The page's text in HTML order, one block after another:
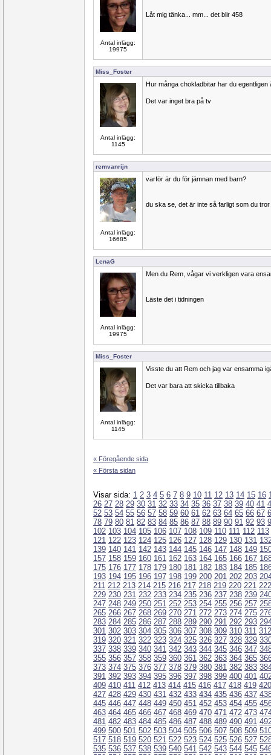
Antal inlägg:
19975
Låt mig tänka... mm... det blir 458
Miss_Foster
Antal inlägg:
1145
Hur många chokladbitar har du egentligen
Det var inget bra på tv
remvanrijn
Antal inlägg:
16685
varför är du för jämnan med barn?
du ska se, det är inte så farligt som du tror
LenaG
Antal inlägg:
19975
Men du Rem, vågar vi verkligen vara
Läste det i tidningen
Miss_Foster
Antal inlägg:
1145
Visste du att Rem och jag var ensamma
Det var bara att skicka tillbaka
« Föregående sida
« Första sidan
Visar sida: 1 2 3 4 5 6 7 8 9 10 11 12 13 14 15 16
26 27 28 29 30 31 32 33 34 35 36 37 38 39 40 41
52 53 54 55 56 57 58 59 60 61 62 63 64 65 66 67
78 79 80 81 82 83 84 85 86 87 88 89 90 91 92 93
102 103 104 105 106 107 108 109 110 111 112 113
121 122 123 124 125 126 127 128 129 130 131
139 140 141 142 143 144 145 146 147 148 149
157 158 159 160 161 162 163 164 165 166 167
175 176 177 178 179 180 181 182 183 184 185
193 194 195 196 197 198 199 200 201 202 203
211 212 213 214 215 216 217 218 219 220 221 222
229 230 231 232 233 234 235 236 237 238 239
247 248 249 250 251 252 253 254 255 256 257
265 266 267 268 269 270 271 272 273 274 275
283 284 285 286 287 288 289 290 291 292 293
301 302 303 304 305 306 307 308 309 310 311 312
319 320 321 322 323 324 325 326 327 328 329
337 338 339 340 341 342 343 344 345 346 347
355 356 357 358 359 360 361 362 363 364 365
373 374 375 376 377 378 379 380 381 382 383
391 392 393 394 395 396 397 398 399 400 401
409 410 411 412 413 414 415 416 417 418 419 420
427 428 429 430 431 432 433 434 435 436 437
445 446 447 448 449 450 451 452 453 454 455
463 464 465 466 467 468 469 470 471 472 473
481 482 483 484 485 486 487 488 489 490 491
499 500 501 502 503 504 505 506 507 508 509
517 518 519 520 521 522 523 524 525 526 527
535 536 537 538 539 540 541 542 543 544 545